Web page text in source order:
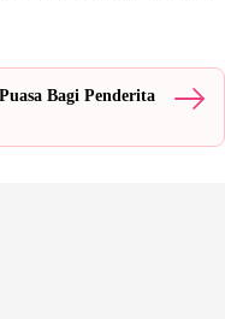
Bagi Penderita